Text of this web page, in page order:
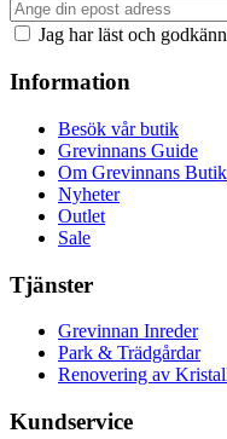
Jag har läst och
Information
Besök vår butik
Grevinnans Guide
Om Grevinnans Butik
Nyheter
Outlet
Sale
Tjänster
Grevinnan Inreder
Park & Trädgårdar
Renovering av
Kundservice